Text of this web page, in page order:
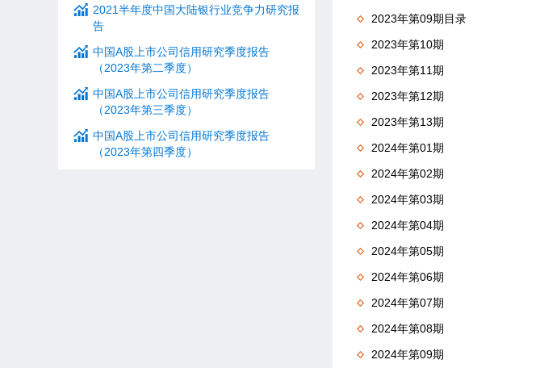
2021半年度中国大陆银行业竞争力研究报
告
中国A股上市公司信用研究季度报告
（2023年第二季度）
中国A股上市公司信用研究季度报告
（2023年第三季度）
中国A股上市公司信用研究季度报告
（2023年第四季度）
2023年第09期目录
2023年第10期
2023年第11期
2023年第12期
2023年第13期
2024年第01期
2024年第02期
2024年第03期
2024年第04期
2024年第05期
2024年第06期
2024年第07期
2024年第08期
2024年第09期